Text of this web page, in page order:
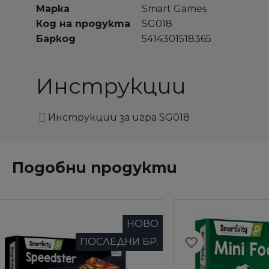
Марка
Smart Games
Код на продукта
SG018
Баркод
5414301518365
Инструкции
Инструкции за игра SG018
Подобни продукти
favorite_border favorite_border